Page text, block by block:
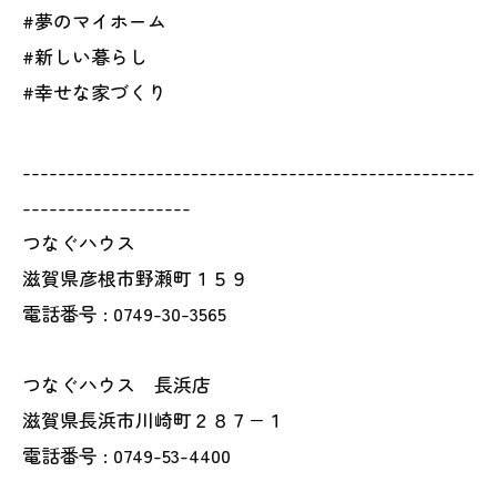
#夢のマイホーム
#新しい暮らし
#幸せな家づくり
---------------------------------------------------
-------------------
つなぐハウス
滋賀県彦根市野瀬町１５９
電話番号 : 0749-30-3565
つなぐハウス 長浜店
滋賀県長浜市川崎町２８７−１
電話番号 : 0749-53-4400